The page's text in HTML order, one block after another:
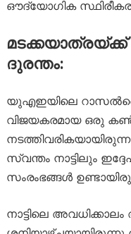
ഔദ്യോഗിക
ദുരന്തം:
യുഎഇയിലെ
വിജയകരമായ ഒരു
സ്വന്തം നാട്ടിലും
സംരംഭങ്ങൾ
നാട്ടിലെ